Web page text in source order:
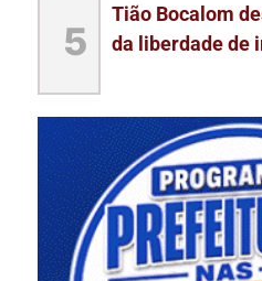
5
Tião Bocalom
da liberdade de